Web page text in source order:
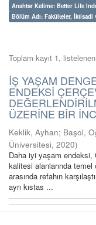
Anahtar Kelime: Better Life
Bölüm Adı: Fakülteler,
Toplam kayıt 1,
İŞ YAŞAM
ENDEKSİ
ÜZERİNE BİR
Keklik, Ayhan; Başol,
Üniversitesi, 2020)
Daha iyi yaşam endeksi,
kalitesi alanlarında temel
arasında refahın
ayrı kıstas ...